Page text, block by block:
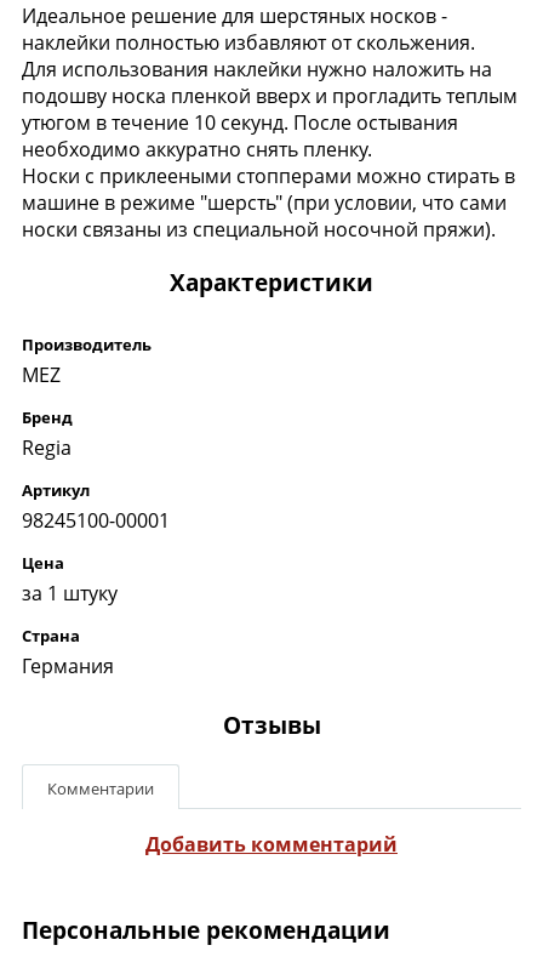
Идеальное решение для шерстяных носков -
наклейки полностью избавляют от скольжения.
Для использования наклейки нужно наложить на
подошву носка пленкой вверх и прогладить теплым
утюгом в течение 10 секунд. После остывания
необходимо аккуратно снять пленку.
Носки с приклееными стопперами можно стирать в
машине в режиме "шерсть" (при условии, что сами
носки связаны из специальной носочной пряжи).
Характеристики
Производитель
MEZ
Бренд
Regia
Артикул
98245100-00001
Цена
за 1 штуку
Страна
Германия
Отзывы
Комментарии
Добавить комментарий
Персональные рекомендации